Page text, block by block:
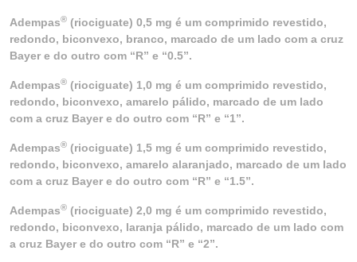
Adempas® (riociguate) 0,5 mg é um comprimido revestido,
redondo, biconvexo, branco, marcado de um lado com a cruz
Bayer e do outro com “R” e “0.5”.
Adempas® (riociguate) 1,0 mg é um comprimido revestido,
redondo, biconvexo, amarelo pálido, marcado de um lado
com a cruz Bayer e do outro com “R” e “1”.
Adempas® (riociguate) 1,5 mg é um comprimido revestido,
redondo, biconvexo, amarelo alaranjado, marcado de um lado
com a cruz Bayer e do outro com “R” e “1.5”.
Adempas® (riociguate) 2,0 mg é um comprimido revestido,
redondo, biconvexo, laranja pálido, marcado de um lado com
a cruz Bayer e do outro com “R” e “2”.